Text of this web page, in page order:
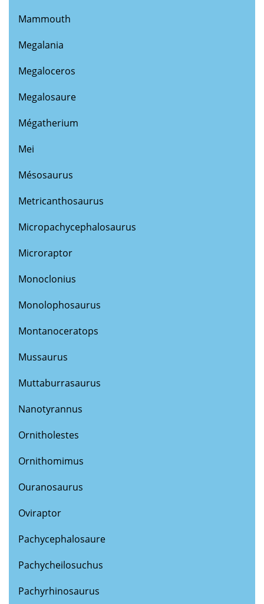
Mammouth
Megalania
Megaloceros
Megalosaure
Mégatherium
Mei
Mésosaurus
Metricanthosaurus
Micropachycephalosaurus
Microraptor
Monoclonius
Monolophosaurus
Montanoceratops
Mussaurus
Muttaburrasaurus
Nanotyrannus
Ornitholestes
Ornithomimus
Ouranosaurus
Oviraptor
Pachycephalosaure
Pachycheilosuchus
Pachyrhinosaurus